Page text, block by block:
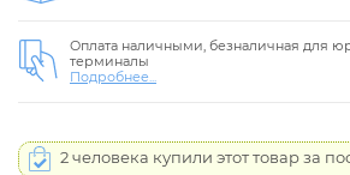
Оплата наличными, безналичная для
терминалы
Подробнее...
2 человека купили этот товар за